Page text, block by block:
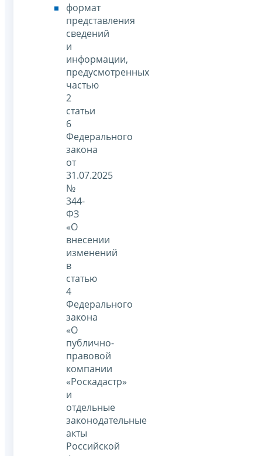
формат
представления
сведений
и
информации,
предусмотренных
частью
2
статьи
6
Федерального
закона
от
31.07.2025
№
344-
ФЗ
«О
внесении
изменений
в
статью
4
Федерального
закона
«О
публично-
правовой
компании
«Роскадастр»
и
отдельные
законодательные
акты
Российской